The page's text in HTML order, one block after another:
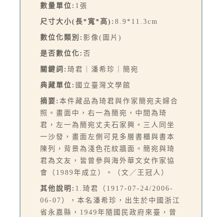
數量單位: 1張
尺寸大小(長*寬*高): 8.9*11.3cm
數位化類別: 影像(圖片)
是否數位化: 否
關鍵詞: 琦君｜潘希珍｜簡宛
典藏單位: 國立臺灣文學館
摘要: 本件藏品為琦君與作家簡宛夫婦合
照。畫面中，右一為簡宛，中間為琦
君，左一為簡宛丈夫石家興。三人同坐
一沙發，畫面左側可見多層書櫃與書本
陳列，背景為淺色花紋牆面。簡宛與琦
君為文友，皆曾參與海外華文女作家協
會（1989年成立）。（文／王冠人）
其他說明: 1.琦君（1917-07-24/2006-
06-07），本名潘希珍，出生於中國浙江
省永嘉縣，1949年隨國民政府來臺，曾